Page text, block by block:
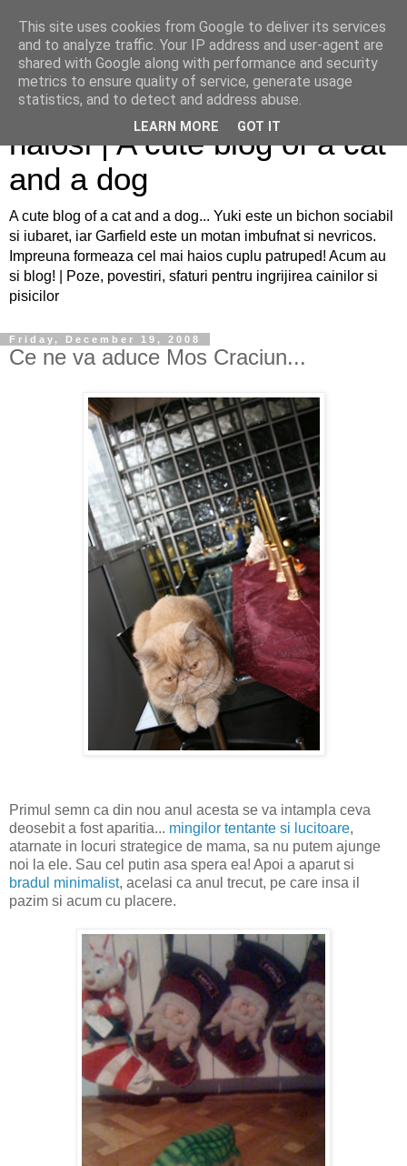
Sfaturi pentru caini si pisici
haiosi | A cute blog of a cat
and a dog
A cute blog of a cat and a dog... Yuki este un bichon sociabil
si iubaret, iar Garfield este un motan imbufnat si nevricos.
Impreuna formeaza cel mai haios cuplu patruped! Acum au
si blog! | Poze, povestiri, sfaturi pentru ingrijirea cainilor si
pisicilor
Friday, December 19, 2008
Ce ne va aduce Mos Craciun...
Primul semn ca din nou anul acesta se va intampla ceva
deosebit a fost aparitia... mingilor tentante si lucitoare,
atarnate in locuri strategice de mama, sa nu putem ajunge
noi la ele. Sau cel putin asa spera ea! Apoi a aparut si
bradul minimalist, acelasi ca anul trecut, pe care insa il
pazim si acum cu placere.
This site uses cookies from Google to deliver its services
and to analyze traffic. Your IP address and user-agent are
shared with Google along with performance and security
metrics to ensure quality of service, generate usage
statistics, and to detect and address abuse.
LEARN MORE GOT IT